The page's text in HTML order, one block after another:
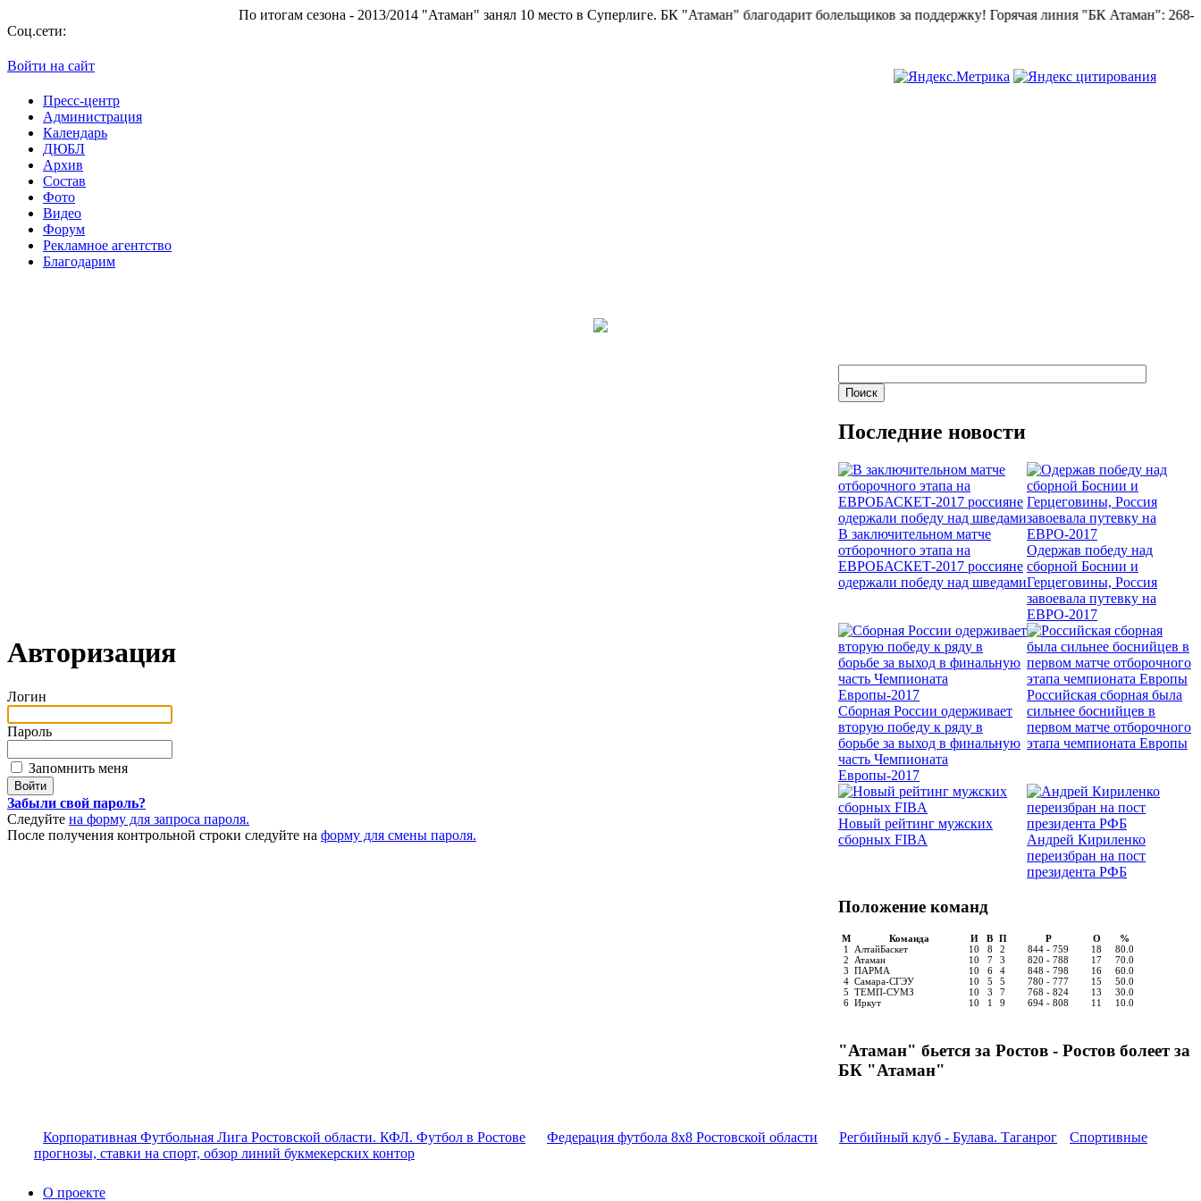
По итогам сезона - 2013/2014 "Атаман" занял 10 место в Суперлиге.БК "Атаман" благодарит болельщиков за поддержку!Горячая линия "БК Атаман":268-82-02.
Соц.сети:
Войти на сайт
Пресс-центр
Администрация
Календарь
ДЮБЛ
Архив
Состав
Фото
Видео
Форум
Рекламное агентство
Благодарим
Авторизация
Логин
Пароль
Запомнить меня
Забыли свой пароль?
Следуйте на форму для запроса пароля.
После получения контрольной строки следуйте на форму для смены пароля.
Последние новости
В заключительном матче
отборочного этапа на
ЕВРОБАСКЕТ-2017 россияне
одержали победу над шведами
Одержав победу над
сборной Боснии и
Герцеговины, Россия
завоевала путевку на
ЕВРО-2017
Сборная России одерживает
вторую победу к ряду в
борьбе за выход в финальную
часть Чемпионата
Европы-2017
Российская сборная была
сильнее боснийцев в
первом матче отборочного
этапа чемпионата Европы
Новый рейтинг мужских
сборных FIBA
Андрей Кириленко
переизбран на пост
президента РФБ
Положение команд
М Команда И В П Р О
%
1
АлтайБаскет 10 8 2 844 - 759 18
80.0
2
Атаман 10 7 3 820 - 788 17
70.0
3 ПАРМА 10 6 4 848 - 798 16
60.0
4 Самара-СГЭУ 10 5 5 780 - 777 15
50.0
5 ТЕМП-СУМЗ 10 3 7 768 - 824 13
30.0
6 Иркут 10 1 9 694 - 808 11 10.0
"Атаман" бьется за Ростов - Ростов болеет за
БК "Атаман"
Корпоративная Футбольная Лига Ростовской области. КФЛ. Футбол в Ростове Федерация футбола 8x8 Ростовской области Регбийный клуб - Булава. Таганрог
Спортивные
прогнозы, ставки на спорт, обзор линий букмекерских контор
О проекте